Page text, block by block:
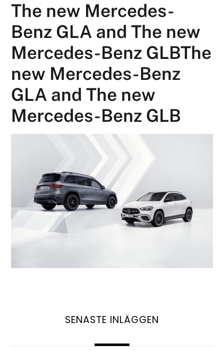
The new Mercedes-
Benz GLA and The new
Mercedes-Benz GLBThe
new Mercedes-Benz
GLA and The new
Mercedes-Benz GLB
SENASTE INLÄGGEN